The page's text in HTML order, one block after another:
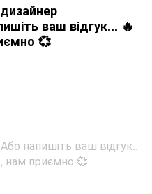
ваш відгук... 🔥
💞
напишіть ваш відгук..
нам приємно 💞